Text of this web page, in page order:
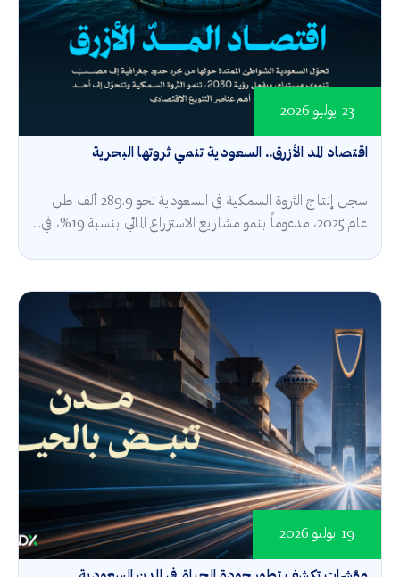
اقتصاد المد الأزرق.. السعودية تنمي ثروتها البحرية
23 يوليو 2026
سجل إنتاج الثروة السمكية في السعودية نحو 289.9 ألف طن
عام 2025، مدعوماً بنمو مشاريع الاستزراع المائي بنسبة 19%، في...
19 يوليو 2026